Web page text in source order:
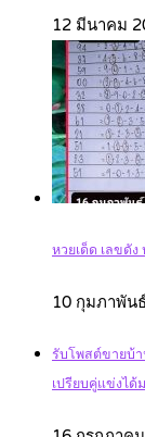
12 มีนาคม
หวยเด็ด เลขดั
10 กุมภาพัน
รับโพสต์ขายบ้
เปรียบคู่แข่งได้